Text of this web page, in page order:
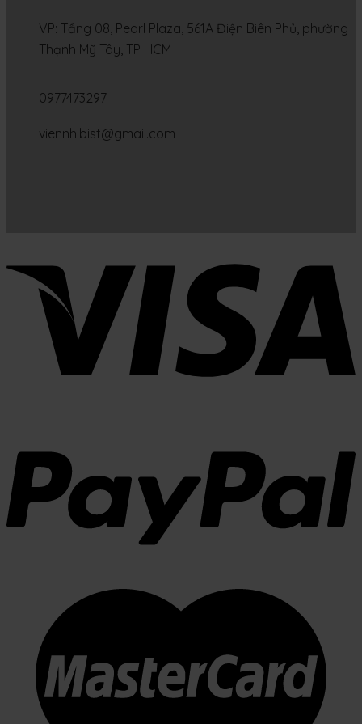
VP: Tầng 08, Pearl Plaza, 561A Điện Biên Phủ, phường
Thạnh Mỹ Tây, TP HCM
0977473297
viennh.bist@gmail.com